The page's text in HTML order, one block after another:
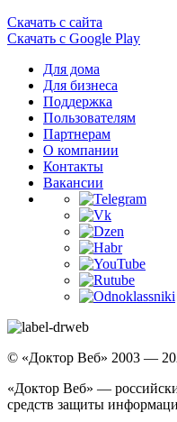
Скачать с сайта
Скачать с Google Play
Для дома
Для бизнеса
Поддержка
Пользователям
Партнерам
О компании
Контакты
Вакансии
© «Доктор Веб» 2003 —
«Доктор Веб» —
средств защиты